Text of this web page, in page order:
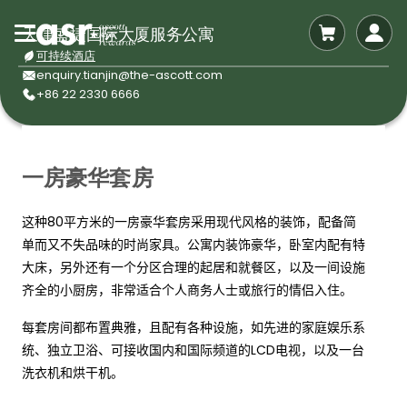
天津盛捷国际大厦服务公寓
可持续酒店
enquiry.tianjin@the-ascott.com
+86 22 2330 6666
一房豪华套房
这种80平方米的一房豪华套房采用现代风格的装饰，配备简
单而又不失品味的时尚家具。公寓内装饰豪华，卧室内配有特
大床，另外还有一个分区合理的起居和就餐区，以及一间设施
齐全的小厨房，非常适合个人商务人士或旅行的情侣入住。
每套房间都布置典雅，且配有各种设施，如先进的家庭娱乐系
统、独立卫浴、可接收国内和国际频道的LCD电视，以及一台
洗衣机和烘干机。